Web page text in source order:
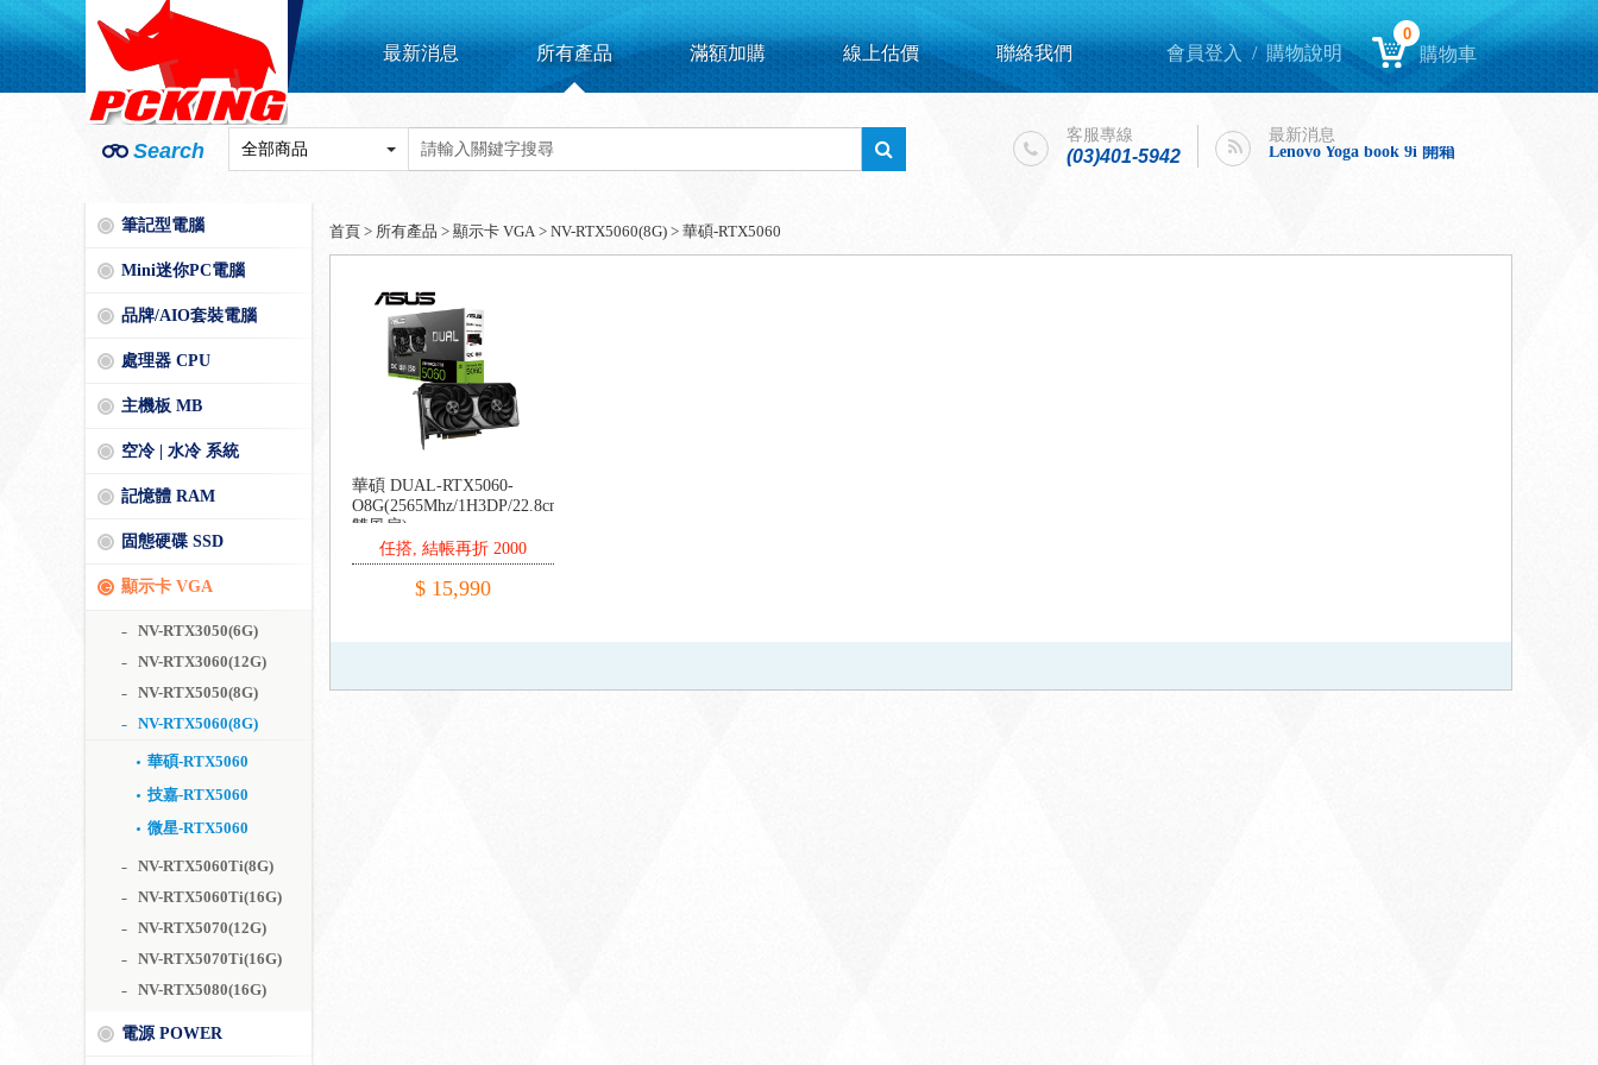
最新消息 所有產品 滿額加購 線上估價 聯絡我們 會員登入 /購物說明
0
購物車
Search
客服專線
(03)401-5942
最新消息
Lenovo Yoga book 9i 開箱
Lenovo Yoga book 9i 開箱
筆記型電腦
Mini迷你PC電腦
品牌/AIO套裝電腦
處理器 CPU
主機板 MB
空冷 | 水冷 系統
記憶體 RAM
固態硬碟 SSD
顯示卡 VGA
NV-RTX3050(6G)
NV-RTX3060(12G)
NV-RTX5050(8G)
NV-RTX5060(8G)
華碩-RTX5060
技嘉-RTX5060
微星-RTX5060
NV-RTX5060Ti(8G)
NV-RTX5060Ti(16G)
NV-RTX5070(12G)
NV-RTX5070Ti(16G)
NV-RTX5080(16G)
電源 POWER
首頁 > 所有產品 > 顯示卡 VGA> NV-RTX5060(8G) > 華碩-RTX5060
華碩 DUAL-RTX5060-
O8G(2565Mhz/1H3DP/22.8cm/
雙風扇)
任搭, 結帳再折 2000
$ 15,990